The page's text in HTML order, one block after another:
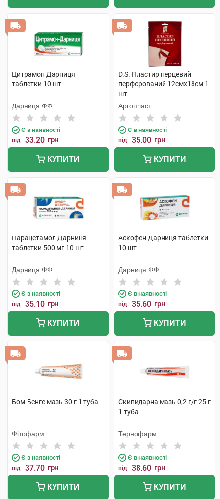
Цитрамон Дарниця
таблетки 10 шт
Дарниця ФФ
Є в наявності
від 33.20 грн
КУПИТИ
D.S. Пластир перцевий
перфорований 12смх18см 1
шт
Аргопласт
Є в наявності
від 35.00 грн
КУПИТИ
Парацетамол Дарниця
таблетки 500 мг 10 шт
Дарниця ФФ
Є в наявності
від 35.10 грн
КУПИТИ
Аскофен Дарниця таблетки
10 шт
Дарниця ФФ
Є в наявності
від 35.60 грн
КУПИТИ
Бом-Бенге мазь 30 г 1 туба
Фітофарм
Є в наявності
від 37.70 грн
КУПИТИ
Скипидарна мазь 0,2 г/г 25 г
1 туба
Тернофарм
Є в наявності
від 38.60 грн
КУПИТИ